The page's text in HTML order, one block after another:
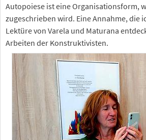
Autopoiese ist eine Organisationsform,
zugeschrieben wird. Eine Annahme, die
Lektüre von Varela und Maturana
Arbeiten der Konstruktivisten.